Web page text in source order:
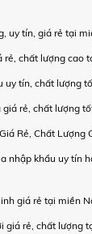
uy tín, giá rẻ tại
rẻ, chất lượng cao
uy tín, chất lượng
rẻ, chất lượng
Rẻ, Chất Lượng
nhập khẩu uy tín
giá rẻ tại miền
giá rẻ, chất lượng